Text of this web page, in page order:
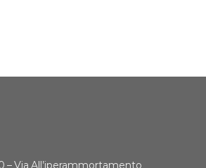
– Via All’iperammortamento